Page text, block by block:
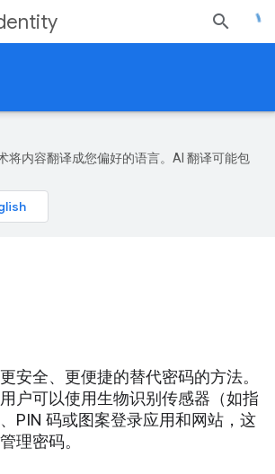
将内容翻译成您偏好的语言。AI 翻译可能包
安全、更便捷的替代密码的方法。
户可以使用生物识别传感器（如指
PIN 码或图案登录应用和网站，这
理密码。